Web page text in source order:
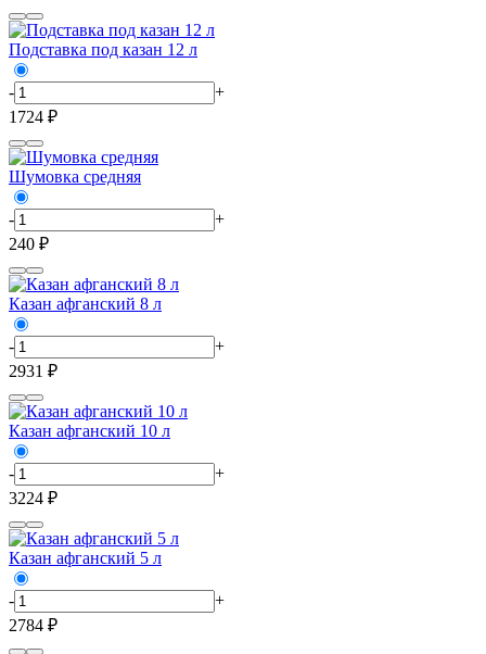
Подставка под казан 12 л
-
+
1724 ₽
Шумовка средняя
-
+
240 ₽
Казан афганский 8 л
-
+
2931 ₽
Казан афганский 10 л
-
+
3224 ₽
Казан афганский 5 л
-
+
2784 ₽